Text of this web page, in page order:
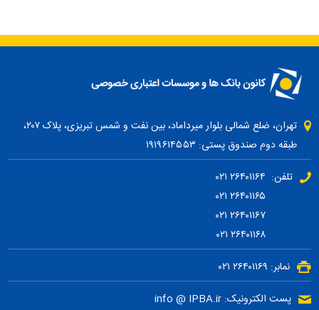
تهران، ضلع شمالی بلوار میرداماد، بین نفت و شمس تبریزی، پلاک ۲۰۷،
طبقه دوم صندوق پستی: ۱۹۱۹۶۱۴۵۵۳
تلفن: ۲۶۴۰۱۱۶۴ ۰۲۱
۲۶۴۰۱۱۶۷ ۰۲۱
۲۶۴۰۱۱۶۸ ۰۲۱
نمابر: ۲۶۴۰۱۱۶۹ ۰۲۱
پست الکترونیک: info @ IPBA.ir